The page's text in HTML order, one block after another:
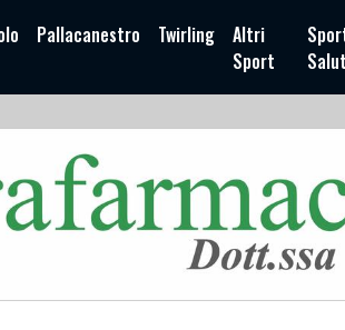
Pallacanestro Twirling
Altri
Sport